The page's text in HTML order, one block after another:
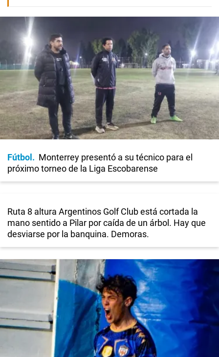
Fútbol
Monterrey presentó a su técnico para el
próximo torneo de la Liga Escobarense
Ruta 8 altura Argentinos Golf Club está cortada la
mano sentido a Pilar por caída de un árbol. Hay que
desviarse por la banquina. Demoras.